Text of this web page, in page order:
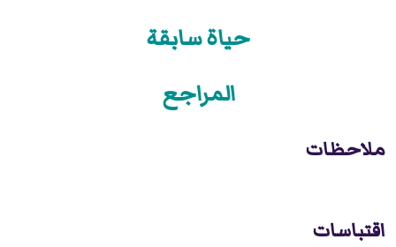
حياة سابقة
المراجع
ملاحظات
اقتباسات